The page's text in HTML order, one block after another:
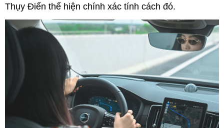
Thụy Điển thể hiện chính xác tính cách đó.